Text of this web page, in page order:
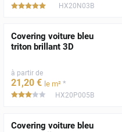
*****HX20N03B
Covering voiture bleu
triton brillant 3D
à partir de
21 ,20 € le m² *
***** HX20P005B
Covering voiture bleu